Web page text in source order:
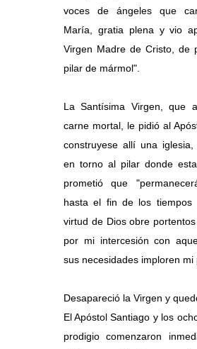
voces de ángeles que
María, gratia plena y vio
Virgen Madre de Cristo, de
pilar de mármol".
La Santísima Virgen, que
carne mortal, le pidió al
construyese allí una
en torno al pilar donde
prometió que
hasta el fin de los tiempos
virtud de Dios obre
por mi intercesión con
sus necesidades imploren mi
Desapareció la Virgen y
El Apóstol Santiago y los
prodigio comenzaron